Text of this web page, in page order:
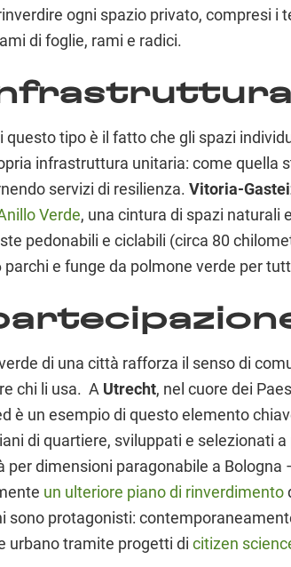
ogni spazio privato, compresi i
di foglie, rami e radici.
infrastruttura
tipo è il fatto che gli spazi
infrastruttura unitaria: come quella
servizi di resilienza. Vitoria-
Verde, una cintura di spazi naturali
pedonabili e ciclabili (circa 80
parchi e funge da polmone verde per
di una città rafforza il senso di
chi li usa. A Utrecht, nel cuore dei
è un esempio di questo elemento
di quartiere, sviluppati e selezionati
dimensioni paragonabile a
un ulteriore piano di rinverdimento
sono protagonisti:
urbano tramite progetti di citizen